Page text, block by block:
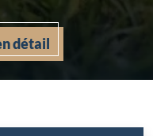
détail